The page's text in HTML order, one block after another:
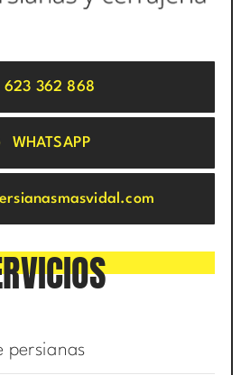
623 362 868
WHATSAPP
persianas